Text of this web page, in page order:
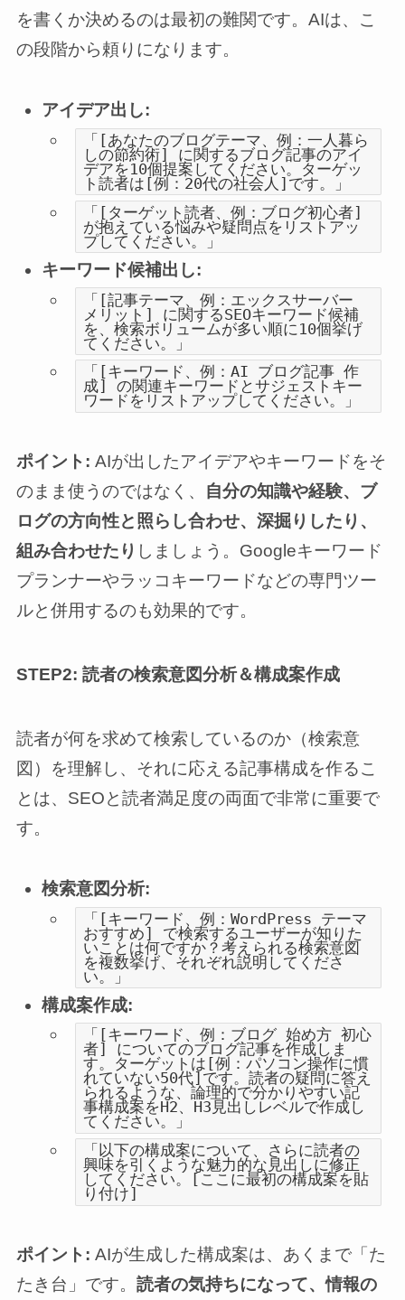
を書くか決めるのは最初の難関です。AIは、こ
の段階から頼りになります。
アイデア出し:
「[あなたのブログテーマ、例：一人暮ら
しの節約術] に関するブログ記事のアイ
デアを10個提案してください。ターゲッ
ト読者は[例：20代の社会人]です。」
「[ターゲット読者、例：ブログ初心者]
が抱えている悩みや疑問点をリストアッ
プしてください。」
キーワード候補出し:
「[記事テーマ、例：エックスサーバー
メリット] に関するSEOキーワード候補
を、検索ボリュームが多い順に10個挙げ
てください。」
「[キーワード、例：AI ブログ記事 作
成] の関連キーワードとサジェストキー
ワードをリストアップしてください。」
ポイント: AIが出したアイデアやキーワードをそ
のまま使うのではなく、 自分の知識や経験、ブ
ログの方向性と照らし合わせ、深掘りしたり、
組み合わせたり しましょう。Googleキーワード
プランナーやラッコキーワードなどの専門ツー
ルと併用するのも効果的です。
STEP2: 読者の検索意図分析＆構成案作成
読者が何を求めて検索しているのか（検索意
図）を理解し、それに応える記事構成を作るこ
とは、SEOと読者満足度の両面で非常に重要で
す。
検索意図分析:
「[キーワード、例：WordPress テーマ
おすすめ] で検索するユーザーが知りた
いことは何ですか？考えられる検索意図
を複数挙げ、それぞれ説明してくださ
い。」
構成案作成:
「[キーワード、例：ブログ 始め方 初心
者] についてのブログ記事を作成しま
す。ターゲットは[例：パソコン操作に慣
れていない50代]です。読者の疑問に答え
られるような、論理的で分かりやすい記
事構成案をH2、H3見出しレベルで作成し
てください。」
「以下の構成案について、さらに読者の
興味を引くような魅力的な見出しに修正
してください。[ここに最初の構成案を貼
り付け]
ポイント: AIが生成した構成案は、あくまで「た
たき台」です。 読者の気持ちになって、情報の